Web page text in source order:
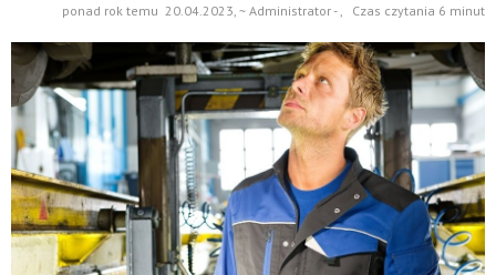
ponad rok temu 20.04.2023, ~ Administrator - , Czas czytania 6 minut